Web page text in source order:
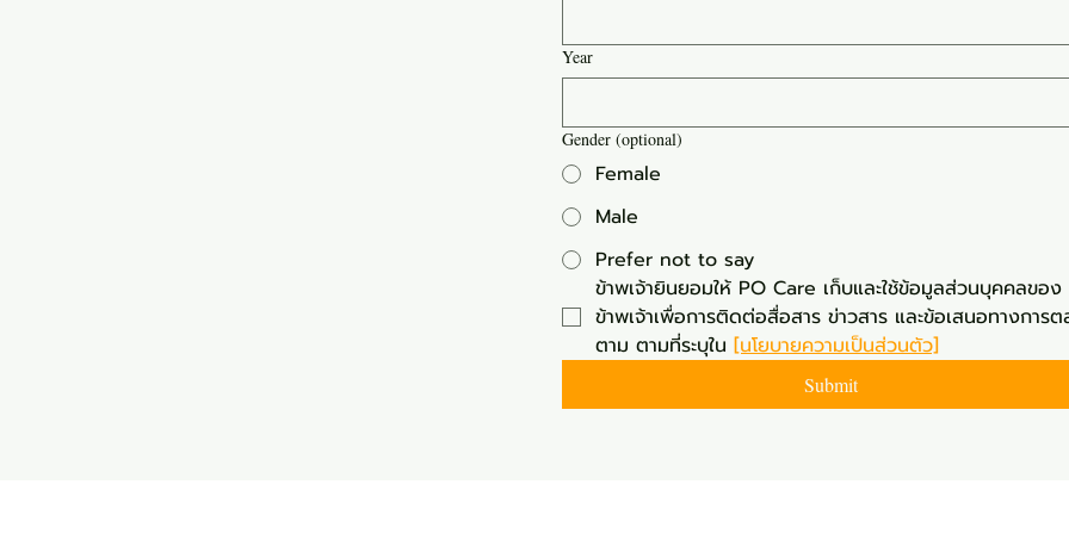
Year
Gender (optional)
Female
Male
Prefer not to say
ข้าพเจ้ายินยอมให้ PO Care เก็บและใช้ข้อมูลส่วนบุคคลของ
ข้าพเจ้าเพื่อการติดต่อสื่อสาร ข่าวสาร และข้อเสนอทางการ
ตาม ตามที่ระบุใน [นโยบายความเป็นส่วนตัว]
Submit